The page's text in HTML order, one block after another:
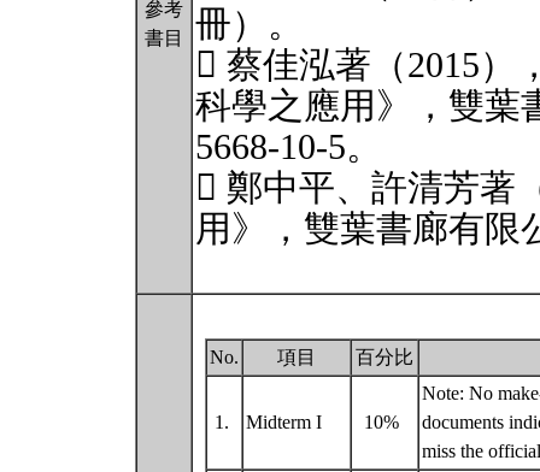
參考
書目
冊）。
 蔡佳泓著（2015）
科學之應用》，雙葉
5668-10-5。
 鄭中平、許清芳著
用》，雙葉書廊有限
No. 項目 百分比
1. Midterm I 10%
Note: No
documents
miss the